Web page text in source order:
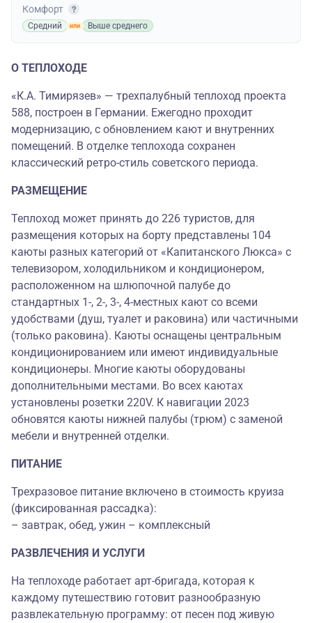
Комфорт
Средний Выше среднего
О ТЕПЛОХОДЕ
«К.А. Тимирязев» — трехпалубный теплоход проекта
588, построен в Германии. Ежегодно проходит
модернизацию, с обновлением кают и внутренних
помещений. В отделке теплохода сохранен
классический ретро-стиль советского периода.
РАЗМЕЩЕНИЕ
Теплоход может принять до 226 туристов, для
размещения которых на борту представлены 104
каюты разных категорий от «Капитанского Люкса» c
телевизором, холодильником и кондиционером,
расположенном на шлюпочной палубе до
стандартных 1-, 2-, 3-, 4-местных кают со всеми
удобствами (душ, туалет и раковина) или частичными
(только раковина). Каюты оснащены центральным
кондиционированием или имеют индивидуальные
кондиционеры. Многие каюты оборудованы
дополнительными местами. Во всех каютах
установлены розетки 220V. К навигации 2023
обновятся каюты нижней палубы (трюм) с заменой
мебели и внутренней отделки.
ПИТАНИЕ
Трехразовое питание включено в стоимость круиза
(фиксированная рассадка):
– завтрак, обед, ужин – комплексный
РАЗВЛЕЧЕНИЯ И УСЛУГИ
На теплоходе работает арт-бригада, которая к
каждому путешествию готовит разнообразную
развлекательную программу: от песен под живую